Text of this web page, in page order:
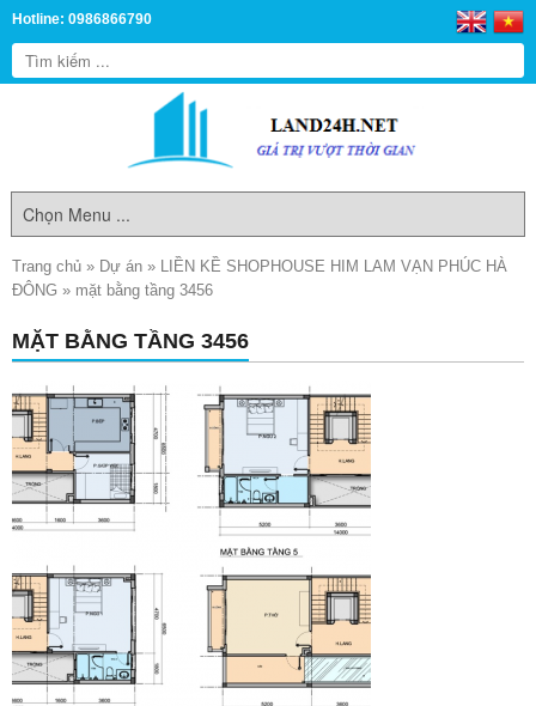
Hotline: 0986866790
Trang chủ » Dự án » LIỀN KỀ SHOPHOUSE HIM LAM VẠN PHÚC HÀ
ĐÔNG » mặt bằng tầng 3456
MẶT BẰNG TẦNG 3456